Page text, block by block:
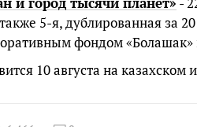
5-я, дублированная за
фондом
10 августа на казахском